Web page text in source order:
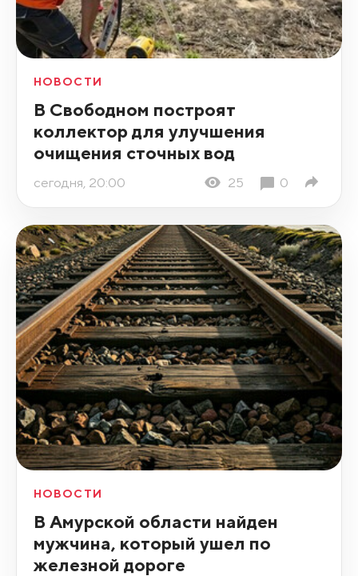
НОВОСТИ
В Свободном построят
коллектор для улучшения
очищения сточных вод
сегодня, 20:00 25 0
НОВОСТИ
В Амурской области найден
мужчина, который ушел по
железной дороге